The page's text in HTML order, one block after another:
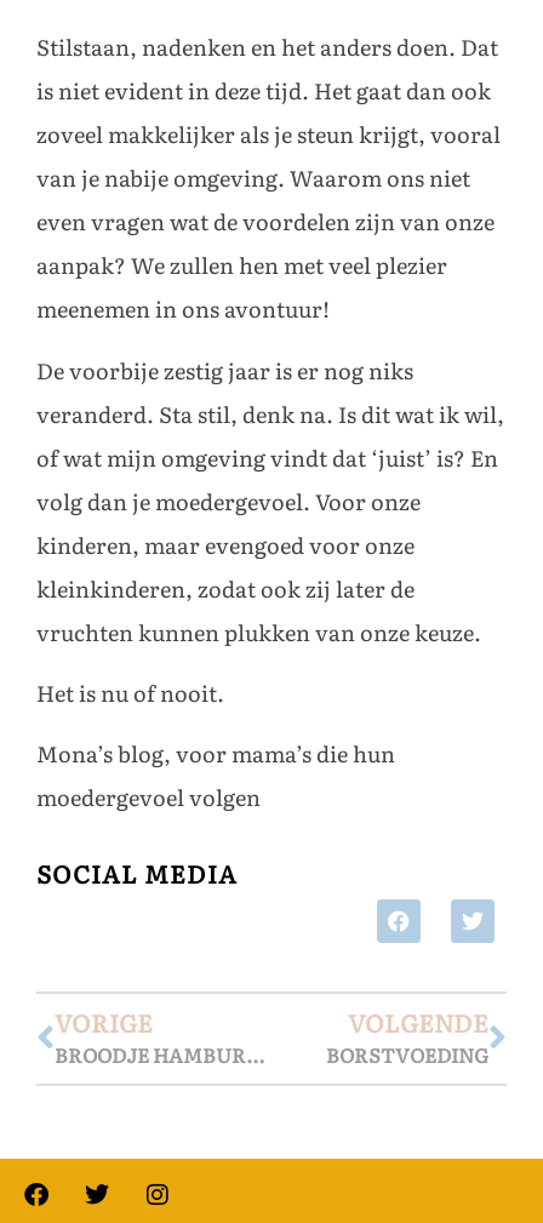
Stilstaan, nadenken en het anders doen. Dat
is niet evident in deze tijd. Het gaat dan ook
zoveel makkelijker als je steun krijgt, vooral
van je nabije omgeving. Waarom ons niet
even vragen wat de voordelen zijn van onze
aanpak? We zullen hen met veel plezier
meenemen in ons avontuur!
De voorbije zestig jaar is er nog niks
veranderd. Sta stil, denk na. Is dit wat ik wil,
of wat mijn omgeving vindt dat ‘juist’ is? En
volg dan je moedergevoel. Voor onze
kinderen, maar evengoed voor onze
kleinkinderen, zodat ook zij later de
vruchten kunnen plukken van onze keuze.
Het is nu of nooit.
Mona’s blog, voor mama’s die hun
moedergevoel volgen
SOCIAL MEDIA
VORIGE
BROODJE HAMBURGER (DEEL 3 VAN 3)
VOLGENDE
BORSTVOEDING